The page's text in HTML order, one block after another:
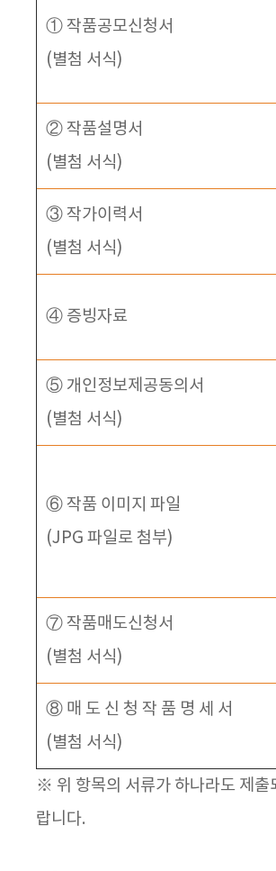
① 작품공모신청서
(별첨 서식)
② 작품설명서
(별첨 서식)
③ 작가이력서
(별첨 서식)
④ 증빙자료
⑤ 개인정보제공동의서
(별첨 서식)
⑥ 작품 이미지 파일
(JPG 파일로 첨부)
⑦ 작품매도신청서
(별첨 서식)
⑧ 매 도 신 청 작 품 명 세 서
(별첨 서식)
※ 위 항목의 서류가 하나라도 제출
랍니다.